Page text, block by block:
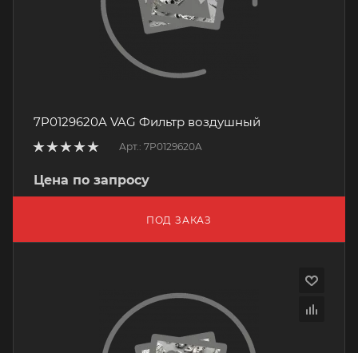
7P0129620A VAG Фильтр воздушный
Арт.: 7P0129620A
Цена по запросу
ПОД ЗАКАЗ